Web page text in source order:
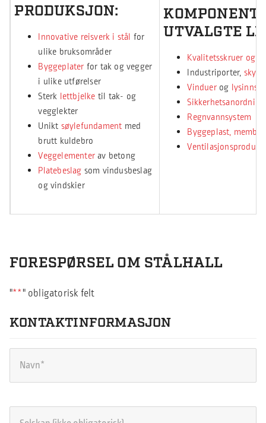
PRODUKSJON:
Innovative reisverk i stål for
ulike bruksområder
Byggeplater for tak og vegger
i ulike utførelser
Sterk lettbjelke til tak- og
vegglekter
Unikt søylefundament med
brutt kuldebro
Veggelementerav betong
Platebeslag som vindusbeslag
og vindskier
UTVALGTE
Kvalitetsskruer og
Industriporter,
Vinduerog
Regnvannsystem
Byggeplast,
FORESPØRSEL OM STÅLHALL
"* " obligatorisk felt
KONTAKTINFORMASJON